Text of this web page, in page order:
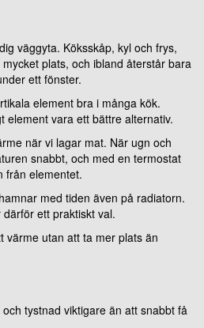
väggyta. Köksskåp, kyl och frys,
plats, och ibland återstår bara
ett fönster.
element bra i många kök.
element vara ett bättre alternativ.
när vi lagar mat. När ugn och
snabbt, och med en termostat
från elementet.
med tiden även på radiatorn.
ett praktiskt val.
värme utan att ta mer plats än
tystnad viktigare än att snabbt få